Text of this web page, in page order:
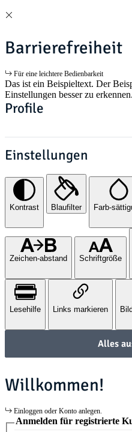
Barrierefreiheit
Für eine leichtere Bedienbarkeit
Das ist ein Beispieltext. Der
Einstellungen besser zu erkennen.
Profile
Einstellungen
Kontrast Blaufilter Farb-
Zeichen-abstand Schriftgröße
Lesehilfe Links markieren
Alles
Willkommen!
Einloggen oder Konto anlegen.
Anmelden für registrierte